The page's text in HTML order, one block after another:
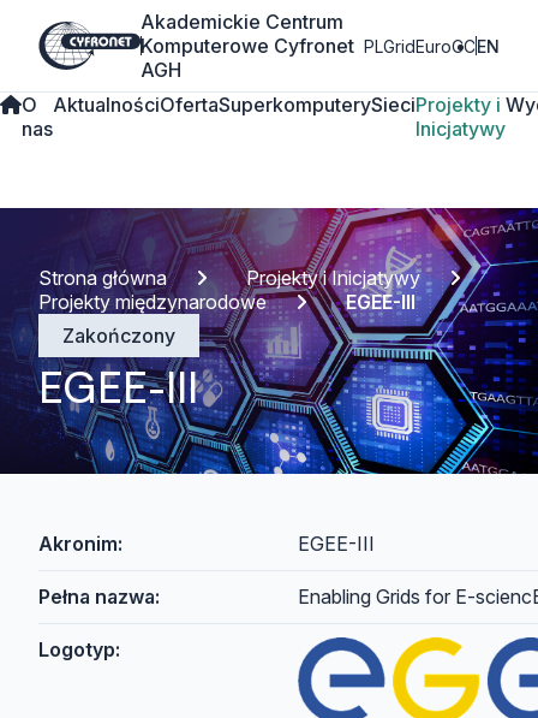
Akademickie Centrum
Komputerowe Cyfronet
AGH
PLGridEuroCCEN
O
nas
AktualnościOfertaSuperkomputerySieciProjekty i
Inicjatywy
Strona główna
Projekty i Inicjatywy
Projekty międzynarodowe
EGEE-III
Zakończony
EGEE-III
Akronim: EGEE-III
Pełna nazwa: Enabling Grids for E-
Logotyp: